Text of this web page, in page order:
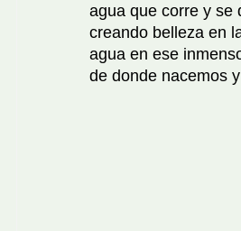
agua que corre y se
creando belleza en la
agua en ese inmenso
de donde nacemos y